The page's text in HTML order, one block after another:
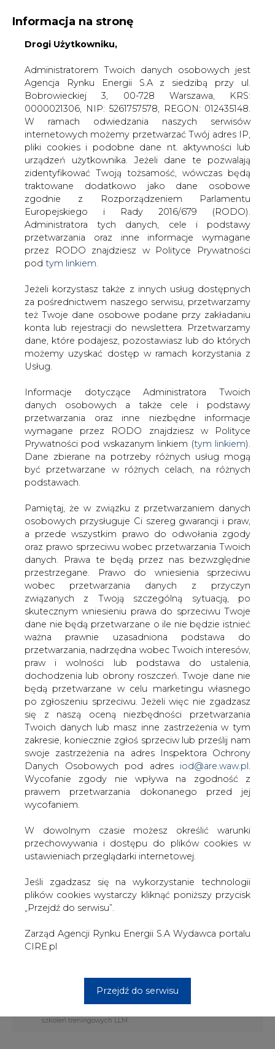
KONTAKT:
WYDAWCA PORTALU:
WYSOKI KONTRAST WIELKOŚĆ TEKSTU A A
ZALOGUJ SIĘ
WŁĄCZ CIRE.TV
Informacja na stronę
Drogi Użytkowniku,
Administratorem Twoich danych osobowych jest
Agencja Rynku Energii S.A z siedzibą przy ul.
Bobrowieckiej 3, 00-728 Warszawa, KRS:
0000021306, NIP: 5261757578, REGON: 012435148.
W ramach odwiedzania naszych serwisów
internetowych możemy przetwarzać Twój adres IP,
pliki cookies i podobne dane nt. aktywności lub
urządzeń użytkownika. Jeżeli dane te pozwalają
zidentyfikować Twoją tożsamość, wówczas będą
traktowane dodatkowo jako dane osobowe
zgodnie z Rozporządzeniem Parlamentu
Europejskiego i Rady 2016/679 (RODO).
Administratora tych danych, cele i podstawy
przetwarzania oraz inne informacje wymagane
przez RODO znajdziesz w Polityce Prywatności
pod tym linkiem.
Jeżeli korzystasz także z innych usług dostępnych
za pośrednictwem naszego serwisu, przetwarzamy
też Twoje dane osobowe podane przy zakładaniu
konta lub rejestracji do newslettera. Przetwarzamy
dane, które podajesz, pozostawiasz lub do których
możemy uzyskać dostęp w ramach korzystania z
Usług.
Informacje dotyczące Administratora Twoich
danych osobowych a także cele i podstawy
przetwarzania oraz inne niezbędne informacje
wymagane przez RODO znajdziesz w Polityce
Prywatności pod wskazanym linkiem (tym linkiem).
Dane zbierane na potrzeby różnych usług mogą
być przetwarzane w różnych celach, na różnych
podstawach.
Pamiętaj, że w związku z przetwarzaniem danych
osobowych przysługuje Ci szereg gwarancji i praw,
a przede wszystkim prawo do odwołania zgody
oraz prawo sprzeciwu wobec przetwarzania Twoich
danych. Prawa te będą przez nas bezwzględnie
przestrzegane. Prawo do wniesienia sprzeciwu
wobec przetwarzania danych z przyczyn
związanych z Twoją szczególną sytuacją, po
skutecznym wniesieniu prawa do sprzeciwu Twoje
dane nie będą przetwarzane o ile nie będzie istnieć
ważna prawnie uzasadniona podstawa do
przetwarzania, nadrzędna wobec Twoich interesów,
praw i wolności lub podstawa do ustalenia,
dochodzenia lub obrony roszczeń. Twoje dane nie
będą przetwarzane w celu marketingu własnego
po zgłoszeniu sprzeciwu. Jeżeli więc nie zgadzasz
się z naszą oceną niezbędności przetwarzania
Twoich danych lub masz inne zastrzeżenia w tym
zakresie, koniecznie zgłoś sprzeciw lub prześlij nam
swoje zastrzeżenia na adres Inspektora Ochrony
Danych Osobowych pod adres iod@are.waw.pl
Wycofanie zgody nie wpływa na zgodność z
prawem przetwarzania dokonanego przed jej
wycofaniem.
W dowolnym czasie możesz określić warunki
przechowywania i dostępu do plików cookies w
ustawieniach przeglądarki internetowej.
Jeśli zgadzasz się na wykorzystanie technologii
plików cookies wystarczy kliknąć poniższy przycisk
„Przejdź do serwisu”.
Zarząd Agencji Rynku Energii S.A Wydawca portalu
CIRE.pl
Przejdź do serwisu
Strona główna RYNEK GAZU
Ukraina chce być dla
Europy hubem gazowym
2015-08-05 00:00
skomentuj
udostępnij:
Ukraina chce być dla Europy hubem
gazowym
Jak poinformował BiznesAlert.pl
powołując się na agencję RIA Novosti,
zdaniem dyrektora Uktransgazu Igora
Prokopiwa połączenie europejskich
systemów przesyłu gazu ziemnego z
zachodnią częścią systemu
ukraińskiego pozwoli na wykorzystanie
do 15 mld m3 pojemności magazynów
gazowych Ukrainy przez zagraniczne
firmy.
Zauważył, że niezawodność tranzytu gazu zimnego
zapewnia kompleks podziemnych magazynów surowca,
a państwa europejskie mogłyby wspólnie korzystać z tej
infrastruktury na Ukrainie, jako tej kompensującej
niedobory w szczytowych okresach zużycia gazu.
Zdaniem przedstawiciela Uktransgazu magazyny gazu
nad Dnieprem pozwolą stworzyć rezerwy surowca
zakupionego po cenach hurtowych, zarówno dla Ukrainy,
wykorzystania w okresie szczytu zapotrzebowania.
Ponadto według Prokopiwa da to możliwość
operatorów sieci przesyłu gazu, umożliwi koordynację
rozbudowy infrastruktury gazowej w regionie oraz
stworzy na bazie pojemności podziemnych magazynów
gazu przez Ukrainę do Unii Europejskiej - czytamy w
BiznesAlert.pl.
szkoleń treningowych LLM.